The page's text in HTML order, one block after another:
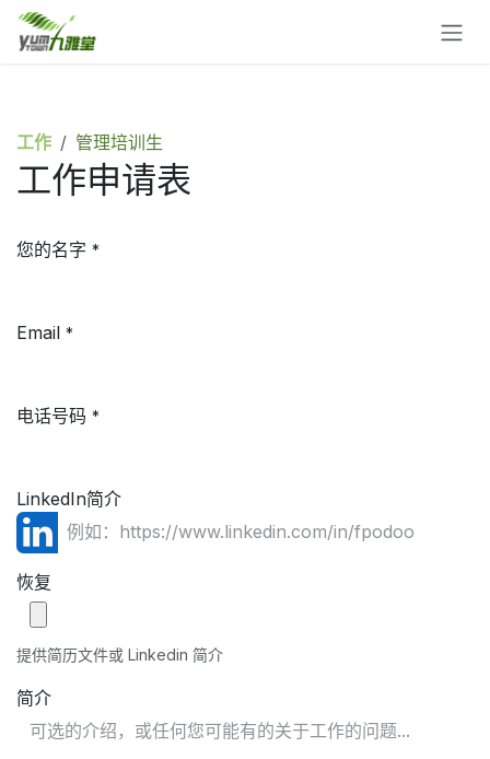
跳至内容
工作 管理培训生
工作申请表
您的名字 *
Email *
电话号码 *
LinkedIn简介
恢复
提供简历文件或 Linkedin 简介
简介